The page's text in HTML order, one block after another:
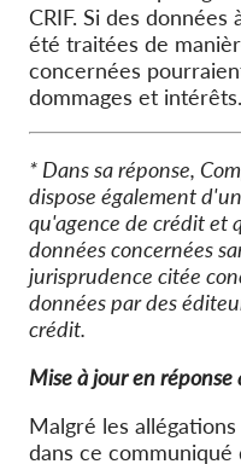
CRIF. Si des
été traitées de
concernées
dommages et intérêts.
* Dans sa réponse,
dispose également
qu'agence de crédit et
données concernées
jurisprudence citée
données par des
crédit.
Mise à jour en
Malgré les
dans ce communiqué